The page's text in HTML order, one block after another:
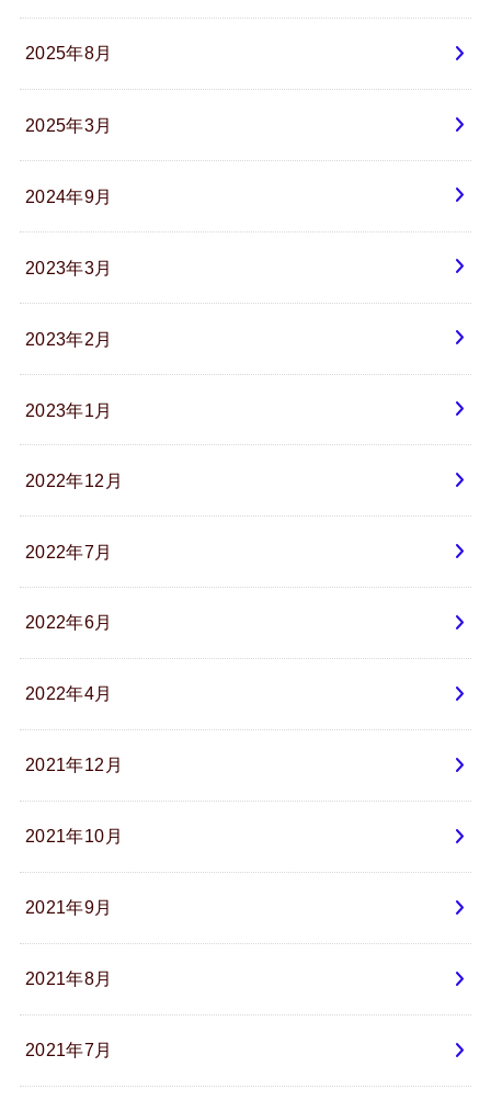
2025年8月
2025年3月
2024年9月
2023年3月
2023年2月
2023年1月
2022年12月
2022年7月
2022年6月
2022年4月
2021年12月
2021年10月
2021年9月
2021年8月
2021年7月